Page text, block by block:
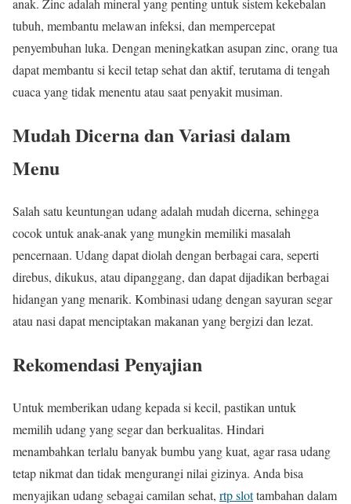
anak. Zinc adalah mineral yang penting untuk sistem kekebalan
tubuh, membantu melawan infeksi, dan mempercepat
penyembuhan luka. Dengan meningkatkan asupan zinc, orang tua
dapat membantu si kecil tetap sehat dan aktif, terutama di tengah
cuaca yang tidak menentu atau saat penyakit musiman.
Mudah Dicerna dan Variasi dalam
Menu
Salah satu keuntungan udang adalah mudah dicerna, sehingga
cocok untuk anak-anak yang mungkin memiliki masalah
pencernaan. Udang dapat diolah dengan berbagai cara, seperti
direbus, dikukus, atau dipanggang, dan dapat dijadikan berbagai
hidangan yang menarik. Kombinasi udang dengan sayuran segar
atau nasi dapat menciptakan makanan yang bergizi dan lezat.
Rekomendasi Penyajian
Untuk memberikan udang kepada si kecil, pastikan untuk
memilih udang yang segar dan berkualitas. Hindari
menambahkan terlalu banyak bumbu yang kuat, agar rasa udang
tetap nikmat dan tidak mengurangi nilai gizinya. Anda bisa
menyajikan udang sebagai camilan sehat, rtp slottambahan dalam